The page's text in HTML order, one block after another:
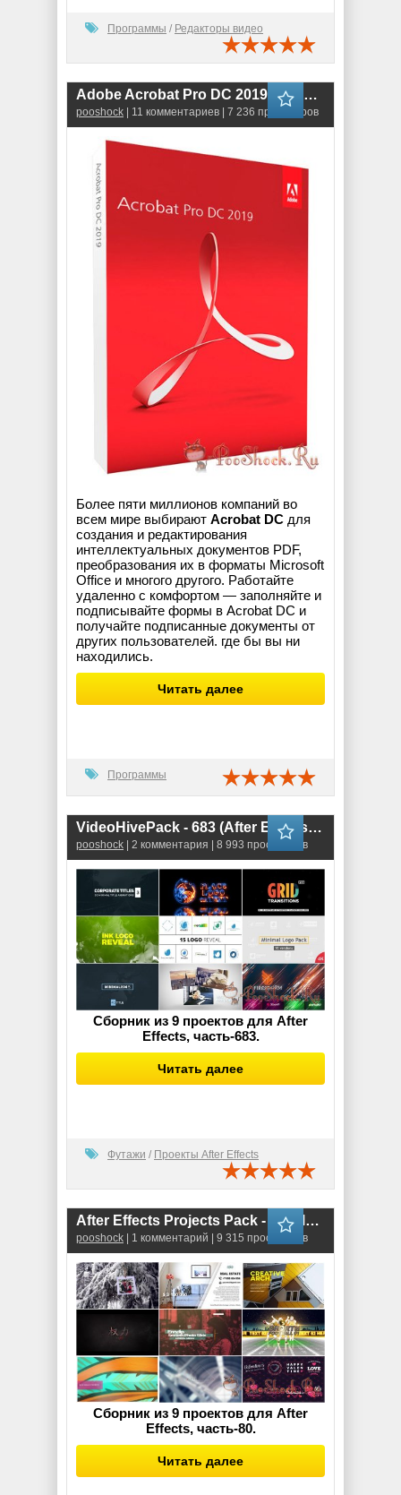
Программы / Редакторы видео
Adobe Acrobat Pro DC 2019 (19.10.20069)
pooshock | 11 комментариев | 7 236 просмотров
Более пяти миллионов компаний во
всем мире выбирают Acrobat DC для
создания и редактирования
интеллектуальных документов PDF,
преобразования их в форматы Microsoft
Office и многого другого. Работайте
удаленно с комфортом — заполняйте и
подписывайте формы в Acrobat DC и
получайте подписанные документы от
других пользователей. где бы вы ни
находились.
Читать далее
Программы
VideoHivePack - 683 (After Effects Projects Pack)
pooshock | 2 комментария | 8 993 просмотров
Сборник из 9 проектов для After
Effects, часть-683.
Читать далее
Футажи / Проекты After Effects
After Effects Projects Pack - 80 (Motion Array)
pooshock | 1 комментарий | 9 315 просмотров
Сборник из 9 проектов для After
Effects, часть-80.
Читать далее